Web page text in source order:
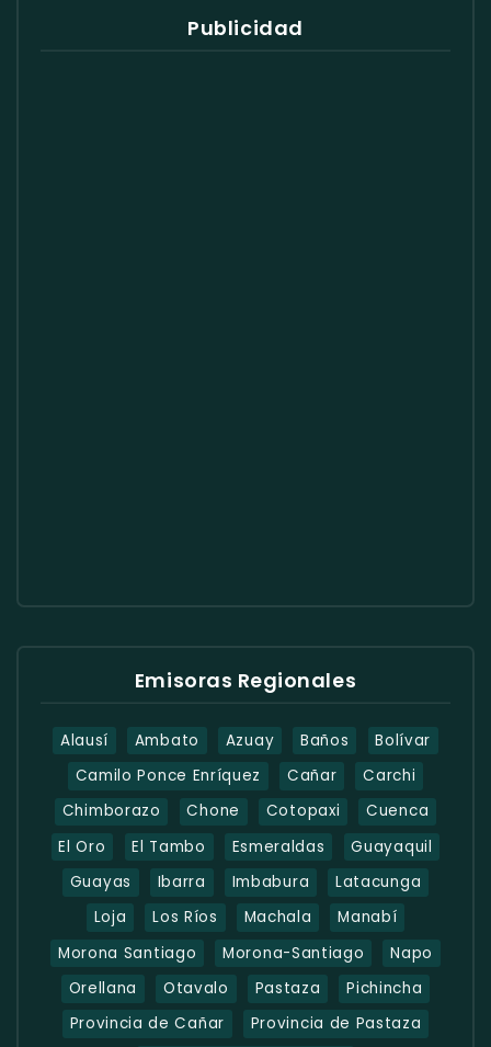
Publicidad
Emisoras Regionales
Alausí Ambato Azuay Baños
Bolívar
Camilo Ponce Enríquez
Cañar
Carchi
Chimborazo
Chone Cotopaxi
Cuenca
El Oro
El Tambo Esmeraldas
Guayaquil
Guayas
Ibarra Imbabura
Latacunga
Loja
Los Ríos Machala
Manabí
Morona Santiago
Morona-Santiago
Napo
Orellana
Otavalo Pastaza
Pichincha
Provincia de Cañar
Provincia de Pastaza